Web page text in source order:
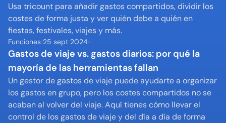
Usa tricount para añadir gastos compartidos, dividir los
costes de forma justa y ver quién debe a quién en
fiestas, festivales, viajes y más.
Funciones 25 sept 2024
Gastos de viaje vs. gastos diarios: por qué la
mayoría de las herramientas fallan
Un gestor de gastos de viaje puede ayudarte a organizar
los gastos en grupo, pero los costes compartidos no se
acaban al volver del viaje. Aquí tienes cómo llevar el
control de los gastos de viaje y del día a día de forma